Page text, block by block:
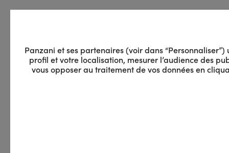
Panzani et ses partenaires (voir dans
profil et votre localisation, mesurer l’audience des
vous opposer au traitement de vos données en